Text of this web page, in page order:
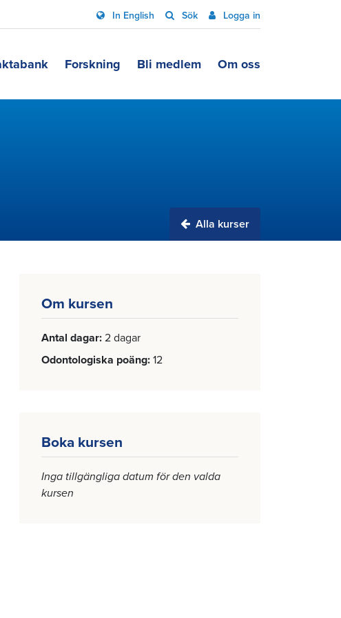
In English Sök Logga in
Forskning Bli medlem Om oss
Alla kurser
Om kursen
Antal dagar 2 dagar
Odontologiska poäng 12
Boka kursen
Inga tillgängliga datum för den valda
kursen